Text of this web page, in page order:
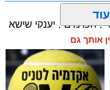
, הכרמים, יענקי שישא
אותך גם